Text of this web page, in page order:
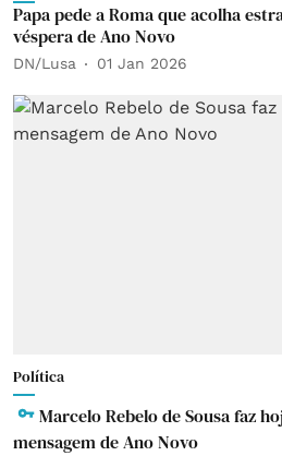
Papa pede a Roma que acolha
véspera de Ano Novo
DN/Lusa 01 Jan 2026
Política
Marcelo Rebelo de Sousa faz
mensagem de Ano Novo